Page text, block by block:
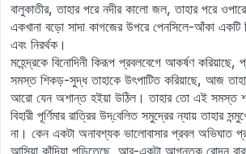
বালুকাতীর, তাহার পরে নদীর কালো জল, তাহার পরে
একখানা বড়ো সাদা কাগজের উপরে পেনসিলে-আঁকা একটি
এবং নিরর্থক।
মহেন্দ্রকে বিনোদিনী কিরূপ প্রবলবেগে আকর্ষণ
সমস্ত শিকড়-সুদ্ধ তাহাকে উৎপাটিত করিয়াছে, আজ
আরো যেন অশান্ত হইয়া উঠিল। তাহার তো এই সমস্ত
বিহারী পূর্ণিমার রাত্রির উদ্‌বেলিত সমুদ্রের ন্যায় তাহার
না। কেন একটা অনাবশ্যক ভালোবাসার প্রবল অভিঘাত
আসিয়া কাঁদিয়া পড়িতেছে, আর-একটা আগন্তুক রোদন